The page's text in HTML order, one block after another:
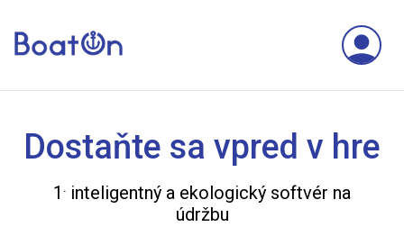
Dostaňte sa vpred v hre
1 . inteligentný a ekologický softvér na
údržbu